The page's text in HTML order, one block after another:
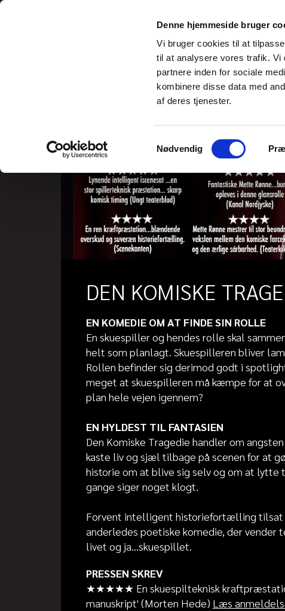
Denne hjemmeside bruger
Vi bruger cookies til at
til at analysere vores trafik. Vi
partnere inden for sociale
kombinere disse data med
af deres tjenester.
Nødvendig
DEN KOMISKE
EN KOMEDIE OM AT FINDE SIN ROLLE
En skuespiller og hendes rolle skal
helt som planlagt. Skuespilleren bliver
Rollen befinder sig derimod godt i
meget at skuespilleren må kæmpe for at
plan hele vejen igennem?
EN HYLDEST TIL FANTASIEN
Den Komiske Tragedie handler om
kaste liv og sjæl tilbage på scenen for at
historie om at blive sig selv og om at
gange siger noget klogt.
Forvent intelligent historiefortælling tilsat
anderledes poetiske komedie, der
livet og ja…skuespillet.
PRESSEN SKREV
★★★★★ En skuespilteknisk
manuskript' (Morten Hede) Læs